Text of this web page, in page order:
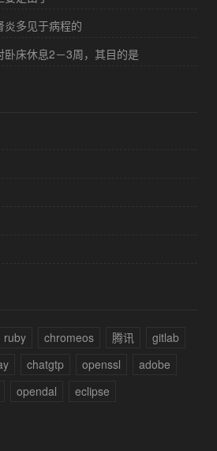
多见于病程的
床休息2－3周，其目的是
ruby chromeos 腾讯
gitlab
chatgtp openssl
adobe
opendal eclipse